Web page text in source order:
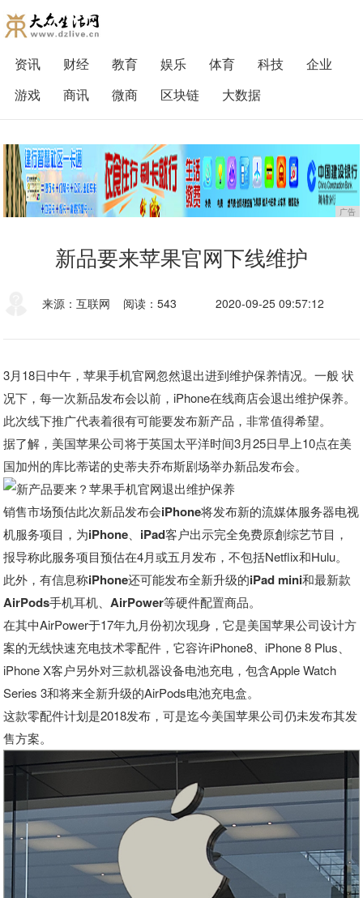
资讯 财经 教育 娱乐 体育 科技
企业
游戏
商讯 微商 区块链 大数据
广告
新品要来苹果官网下线维护
来源：互联网 阅读：543 2020-09-25 09:57:12
3月18日中午，苹果手机官网忽然退出进到维护保养情况。一般 状
况下，每一次新品发布会以前，iPhone在线商店会退出维护保养。
此次线下推广代表着很有可能要发布新产品，非常值得希望。
据了解，美国苹果公司将于英国太平洋时间3月25日早上10点在美
国加州的库比蒂诺的史蒂夫乔布斯剧场举办新品发布会。
销售市场预估此次新品发布会iPhone将发布新的流媒体服务器电视
机服务项目，为iPhone、iPad客户出示完全免费原創综艺节目 ，
报导称此服务项目预估在4月或五月发布，不包括Netflix和Hulu。
此外，有信息称iPhone还可能发布全新升级的iPad mini和最新款
AirPods手机耳机、AirPower等硬件配置商品。
在其中AirPower于17年九月份初次现身，它是美国苹果公司设计方
案的无线快速充电技术零配件，它容许iPhone8、iPhone 8 Plus、
iPhone X客户另外对三款机器设备电池充电，包含Apple Watch
Series 3和将来全新升级的AirPods电池充电盒。
这款零配件计划是2018发布，可是迄今美国苹果公司仍未发布其发
售方案。